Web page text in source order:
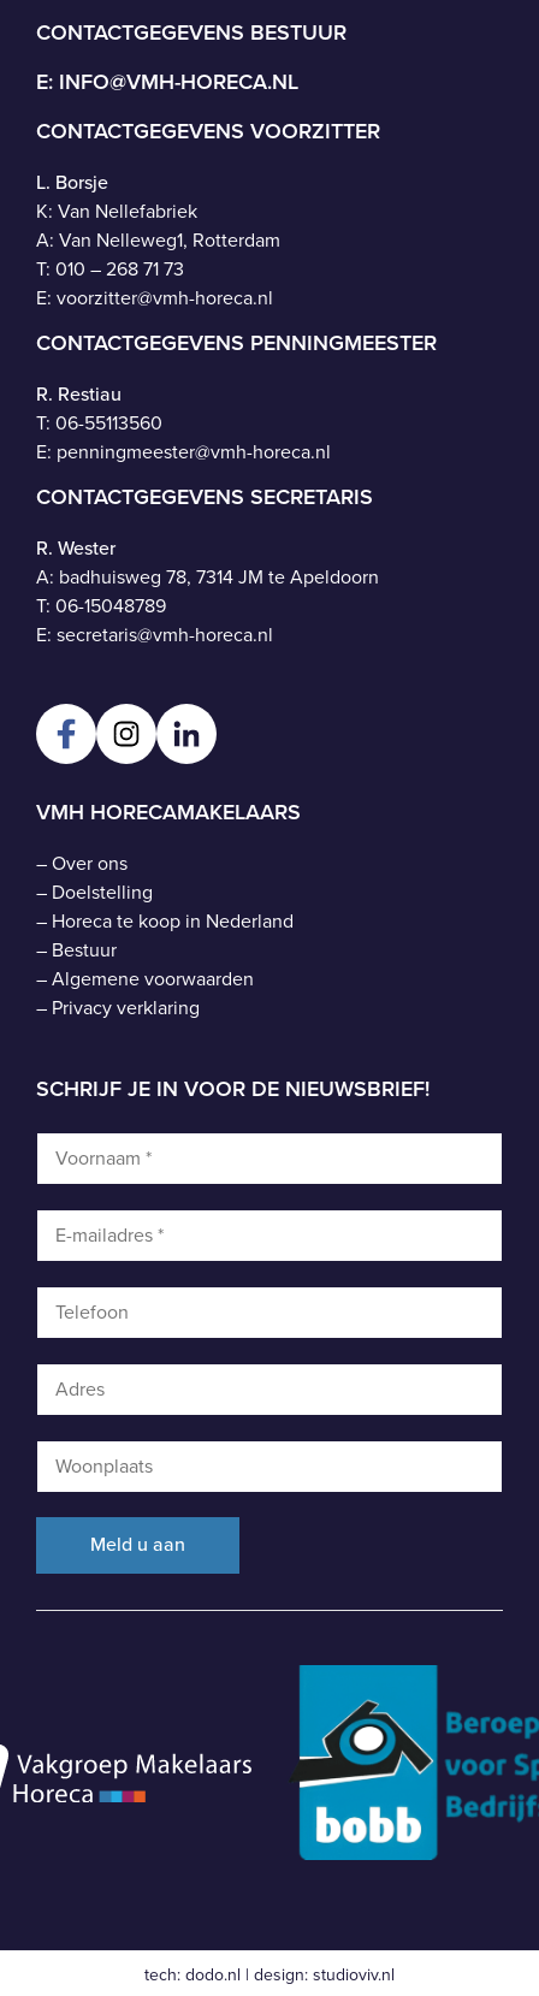
CONTACTGEGEVENS BESTUUR
E: INFO@VMH-HORECA.NL
CONTACTGEGEVENS VOORZITTER
L. Borsje
K: Van Nellefabriek
A: Van Nelleweg1, Rotterdam
T: 010 – 268 71 73
E: voorzitter@vmh-horeca.nl
CONTACTGEGEVENS PENNINGMEESTER
R. Restiau
T: 06-55113560
E: penningmeester@vmh-horeca.nl
CONTACTGEGEVENS SECRETARIS
R. Wester
A: badhuisweg 78, 7314 JM te Apeldoorn
T: 06-15048789
E: secretaris@vmh-horeca.nl
VMH HORECAMAKELAARS
–Over ons
– Doelstelling
– Horeca te koop in Nederland
– Bestuur
–Algemene voorwaarden
– Privacy verklaring
SCHRIJF JE IN VOOR DE NIEUWSBRIEF!
tech:dodo.nl | design:studioviv.nl